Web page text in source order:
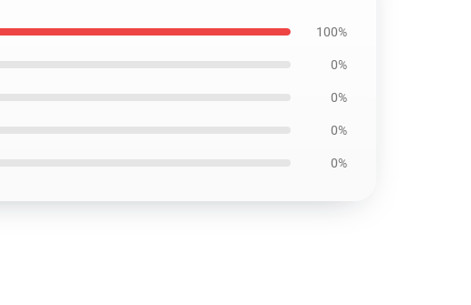
100%
0%
0%
0%
0%